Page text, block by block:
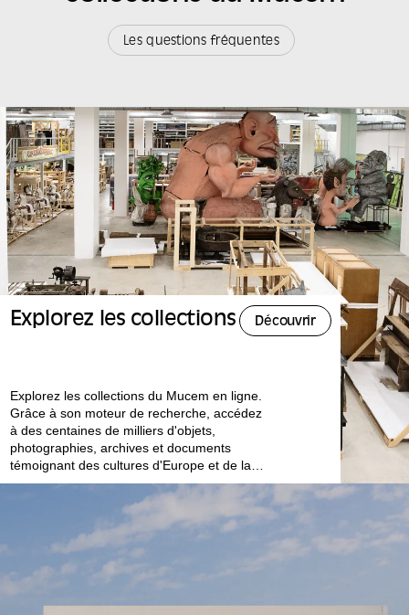
Les questions fréquentes
Explorez les collections Découvrir
Explorez les collections du Mucem en ligne.
Grâce à son moteur de recherche, accédez
à des centaines de milliers d'objets,
photographies, archives et documents
témoignant des cultures d'Europe et de la
Méditerranée, héritage de plus de 130 ans
d'histoire des collections.